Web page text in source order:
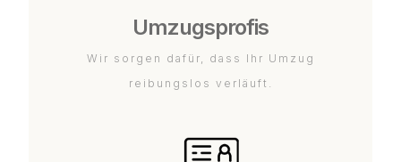
Umzugsprofis
Wir sorgen dafür, dass Ihr Umzug
reibungslos verläuft.